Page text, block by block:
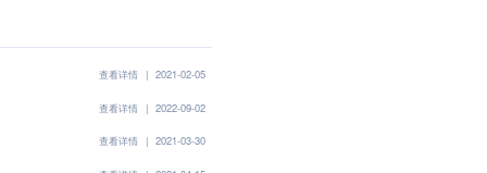
查看详情 | 2021-02-05
查看详情 | 2022-09-02
查看详情 | 2021-03-30